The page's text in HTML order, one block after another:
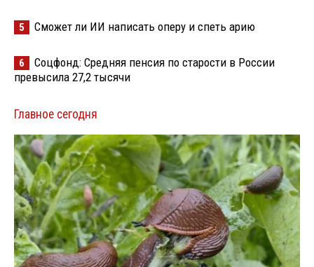
5 Сможет ли ИИ написать оперу и спеть арию
6
Соцфонд: Средняя пенсия по старости в России
превысила 27,2 тысячи
Главное сегодня